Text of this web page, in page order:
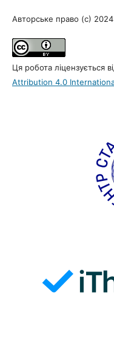
Авторське право (c)
Ця робота ліцензується
Attribution 4.0